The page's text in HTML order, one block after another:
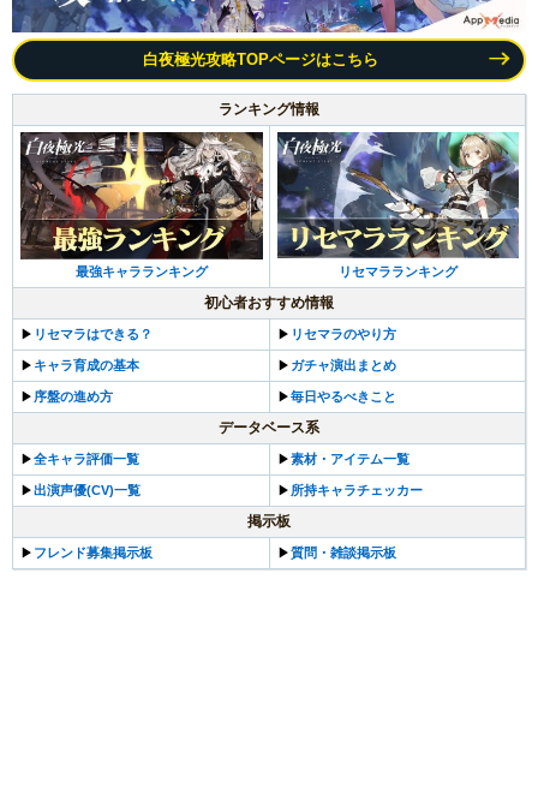
白夜極光攻略TOPページはこちら
ランキング情報
最強キャラランキング リセマラランキング
初心者おすすめ情報
▶︎ リセマラはできる？ ▶︎ リセマラのやり方
▶︎ キャラ育成の基本 ▶︎ ガチャ演出まとめ
▶︎ 序盤の進め方 ▶︎毎日やるべきこと
データベース系
▶︎全キャラ評価一覧 ▶︎素材・アイテム一覧
▶︎出演声優(CV)一覧 ▶︎ 所持キャラチェッカー
掲示板
▶︎ フレンド募集掲示板 ▶︎質問・雑談掲示板